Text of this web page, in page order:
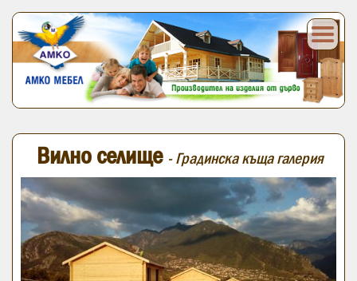
Вилно селище - Градинска къща галерия